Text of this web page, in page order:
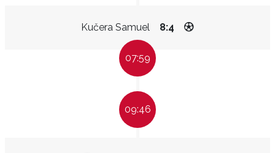
Kučera Samuel 8:4
07:59
09:46